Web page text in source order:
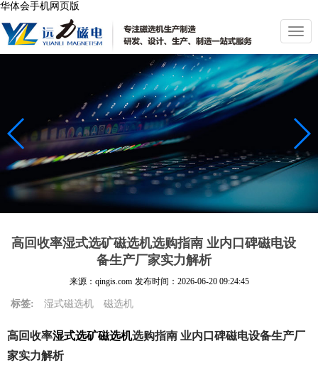
华体会手机网页版
切
换
导
航
高回收率湿式选矿磁选机选购指南 业内口碑磁电设
备生产厂家实力解析
来源：qingis.com 发布时间： 2026-06-20 09:24:45
标签: 湿式磁选机 磁选机
高回收率湿式选矿磁选机选购指南 业内口碑磁电设备生产厂
家实力解析